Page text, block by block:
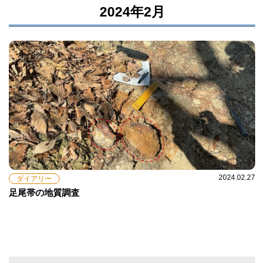
2024年2月
ダイアリー 2024.02.27
足尾帯の地質調査